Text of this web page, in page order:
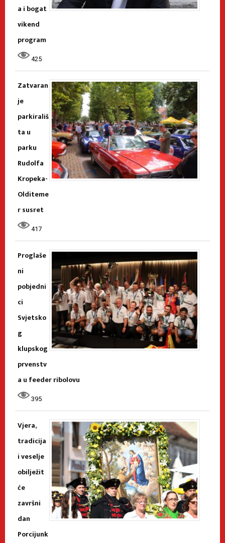
a i bogat
vikend
program
425
Zatvaran
je
parkirališ
ta u
parku
Rudolfa
Kropeka-
Olditeme
r susret
417
Proglaše
ni
pobjedni
ci
Svjetsko
g
klupskog
prvenstv
a u feeder ribolovu
395
Vjera,
tradicija
i veselje
obilježit
će
završni
dan
Porcijunk